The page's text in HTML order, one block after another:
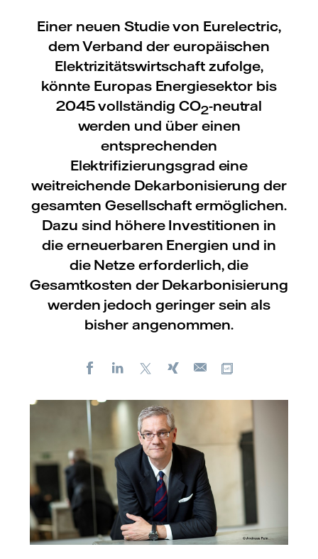
Einer neuen Studie von Eurelectric,
dem Verband der europäischen
Elektrizitätswirtschaft zufolge,
könnte Europas Energiesektor bis
2045 vollständig CO2-neutral
werden und über einen
entsprechenden
Elektrifizierungsgrad eine
weitreichende Dekarbonisierung der
gesamten Gesellschaft ermöglichen.
Dazu sind höhere Investitionen in
die erneuerbaren Energien und in
die Netze erforderlich, die
Gesamtkosten der Dekarbonisierung
werden jedoch geringer sein als
bisher angenommen.
FacebookLinkedIn Xing
E-